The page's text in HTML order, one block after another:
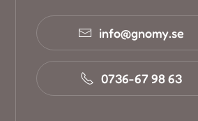
info@gnomy.se
0736-67 98 63